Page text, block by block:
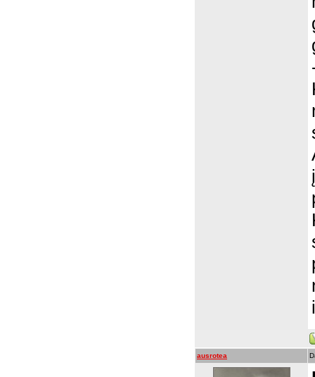
ausrotea